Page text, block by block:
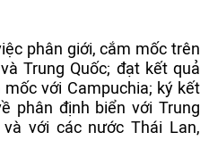
phân giới, cắm mốc trên
Trung Quốc; đạt kết quả
với Campuchia; ký kết
phân định biển với Trung
với các nước Thái Lan,